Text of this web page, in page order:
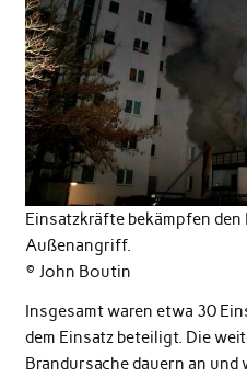
Einsatzkräfte bekämpfen den
Außenangriff.
© John Boutin
Insgesamt waren etwa 30
dem Einsatz beteiligt. Die
Brandursache dauern an und